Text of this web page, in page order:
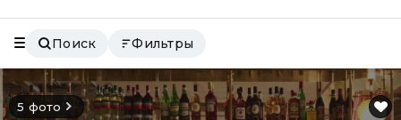
Поиск Фильтры
5 фото